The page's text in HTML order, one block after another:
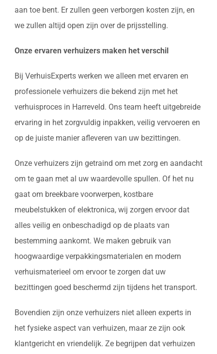
aan toe bent. Er zullen geen verborgen kosten zijn, en
we zullen altijd open zijn over de prijsstelling.
Onze ervaren verhuizers maken het verschil
Bij VerhuisExperts werken we alleen met ervaren en
professionele verhuizers die bekend zijn met het
verhuisproces in Harreveld. Ons team heeft uitgebreide
ervaring in het zorgvuldig inpakken, veilig vervoeren en
op de juiste manier afleveren van uw bezittingen.
Onze verhuizers zijn getraind om met zorg en aandacht
om te gaan met al uw waardevolle spullen. Of het nu
gaat om breekbare voorwerpen, kostbare
meubelstukken of elektronica, wij zorgen ervoor dat
alles veilig en onbeschadigd op de plaats van
bestemming aankomt. We maken gebruik van
hoogwaardige verpakkingsmaterialen en modern
verhuismaterieel om ervoor te zorgen dat uw
bezittingen goed beschermd zijn tijdens het transport.
Bovendien zijn onze verhuizers niet alleen experts in
het fysieke aspect van verhuizen, maar ze zijn ook
klantgericht en vriendelijk. Ze begrijpen dat verhuizen